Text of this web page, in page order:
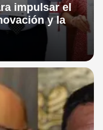
impulsar el
y la